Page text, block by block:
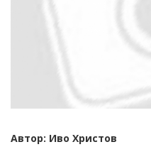
Автор: Иво Христов